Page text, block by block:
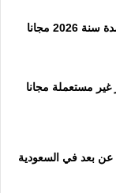
غير مستعملة مجانا
بعد في السعودية